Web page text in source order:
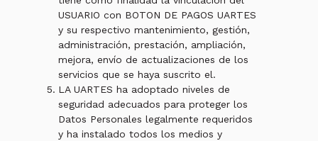
USUARIO con BOTON DE PAGOS UARTES
y su respectivo mantenimiento, gestión,
administración, prestación, ampliación,
mejora, envío de actualizaciones de los
servicios que se haya suscrito el.
LA UARTES ha adoptado niveles de
seguridad adecuados para proteger los
Datos Personales legalmente requeridos
y ha instalado todos los medios y